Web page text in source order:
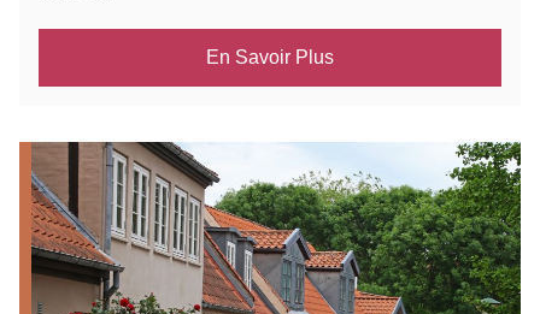
En Savoir Plus